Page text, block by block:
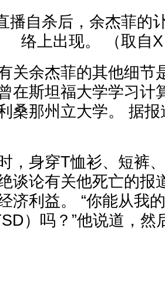
关余杰菲的其他细节
在斯坦福大学学习计
桑那州立大学。 据
，身穿T恤衫、短裤
谈论有关他死亡的报
济利益。 “你能从我
）吗？”他说道，然